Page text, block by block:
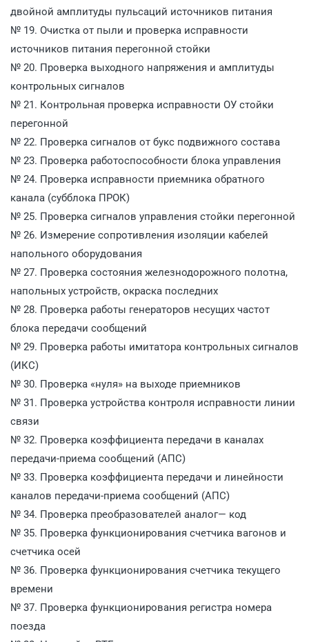
двойной амплитуды пульсаций источников питания
№ 19. Очистка от пыли и проверка исправности
источников питания перегонной стойки
№ 20. Проверка выходного напряжения и амплитуды
контрольных сигналов
№ 21. Контрольная проверка исправности ОУ стойки
перегонной
№ 22. Проверка сигналов от букс подвижного состава
№ 23. Проверка работоспособности блока управления
№ 24. Проверка исправности приемника обратного
канала (субблока ПРОК)
№ 25. Проверка сигналов управления стойки перегонной
№ 26. Измерение сопротивления изоляции кабелей
напольного оборудования
№ 27. Проверка состояния железнодорожного полотна,
напольных устройств, окраска последних
№ 28. Проверка работы генераторов несущих частот
блока передачи сообщений
№ 29. Проверка работы имитатора контрольных сигналов
(ИКС)
№ 30. Проверка «нуля» на выходе приемников
№ 31. Проверка устройства контроля исправности линии
связи
№ 32. Проверка коэффициента передачи в каналах
передачи-приема сообщений (АПС)
№ 33. Проверка коэффициента передачи и линейности
каналов передачи-приема сообщений (АПС)
№ 34. Проверка преобразователей аналог— код
№ 35. Проверка функционирования счетчика вагонов и
счетчика осей
№ 36. Проверка функционирования счетчика текущего
времени
№ 37. Проверка функционирования регистра номера
поезда